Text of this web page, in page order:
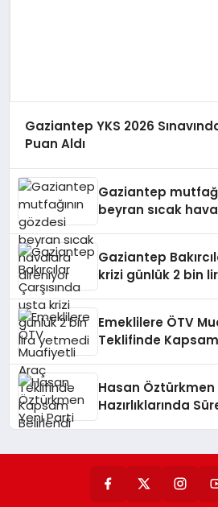
Gaziantep YKS 2026
Puan Aldı
Gaziantep
beyran sıcak
Gaziantep
krizi günlük 2 bin
Emeklilere ÖTV
Teklifinde
Hasan Öztürkmen
Hazırlıklarında